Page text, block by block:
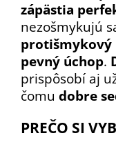
zápästia
nezošmykujú
protišmykový
pevný úchop.
prispôsobí aj
čomu dobre
PREČO SI